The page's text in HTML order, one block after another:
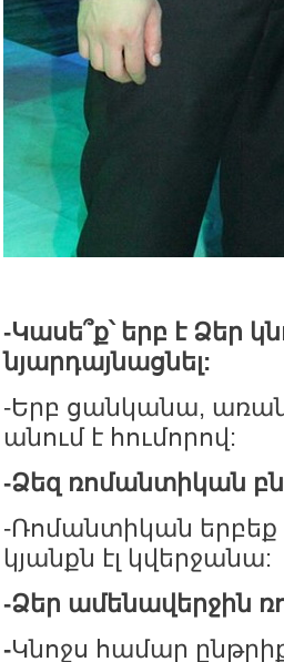
-Կասե՞ք՝ երբ է Ձեր
նյարդայնացնել:
-Երբ ցանկանա,
անում է հումորով:
-Ձեզ ռոմանտիկան բ
-Ռոմանտիկան երբեք
կյանքն էլ կվերջանա:
-Ձեր ամենավերջին
-Կնոջս համար